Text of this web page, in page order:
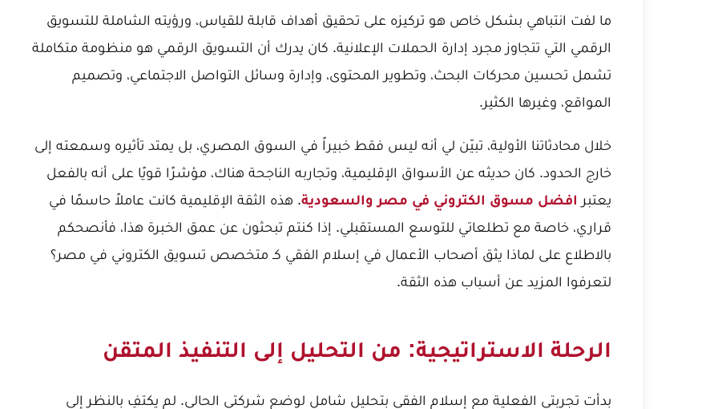
ما لفت انتباهي بشكل خاص هو تركيزه على تحقيق أهداف قابلة للقياس، ورؤيته الشاملة للتسويق
الرقمي التي تتجاوز مجرد إدارة الحملات الإعلانية. كان يدرك أن التسويق الرقمي هو منظومة متكاملة
تشمل تحسين محركات البحث، وتطوير المحتوى، وإدارة وسائل التواصل الاجتماعي، وتصميم
المواقع، وغيرها الكثير.
خلال محادثاتنا الأولية، تبيّن لي أنه ليس فقط خبيراً في السوق المصري، بل يمتد تأثيره وسمعته إلى
خارج الحدود. كان حديثه عن الأسواق الإقليمية، وتجاربه الناجحة هناك، مؤشرًا قويًا على أنه بالفعل
يعتبر افضل مسوق الكتروني في مصر والسعودية. هذه الثقة الإقليمية كانت عاملاً حاسمًا في
قراري، خاصة مع تطلعاتي للتوسع المستقبلي. إذا كنتم تبحثون عن عمق الخبرة هذا، فأنصحكم
بالاطلاع على لماذا يثق أصحاب الأعمال في إسلام الفقي كـ متخصص تسويق الكتروني في مصر؟
لتعرفوا المزيد عن أسباب هذه الثقة.
الرحلة الاستراتيجية: من التحليل إلى التنفيذ المتقن
بدأت تجربتي الفعلية مع إسلام الفقي بتحليل شامل لوضع شركتي الحالي. لم يكتفِ بالنظر إلى